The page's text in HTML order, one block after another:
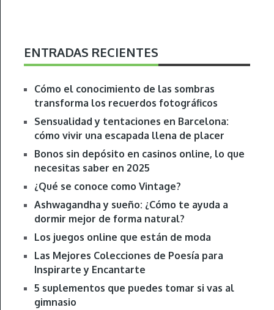
ENTRADAS RECIENTES
Cómo el conocimiento de las sombras
transforma los recuerdos fotográficos
Sensualidad y tentaciones en Barcelona:
cómo vivir una escapada llena de placer
Bonos sin depósito en casinos online, lo que
necesitas saber en 2025
¿Qué se conoce como Vintage?
Ashwagandha y sueño: ¿Cómo te ayuda a
dormir mejor de forma natural?
Los juegos online que están de moda
Las Mejores Colecciones de Poesía para
Inspirarte y Encantarte
5 suplementos que puedes tomar si vas al
gimnasio